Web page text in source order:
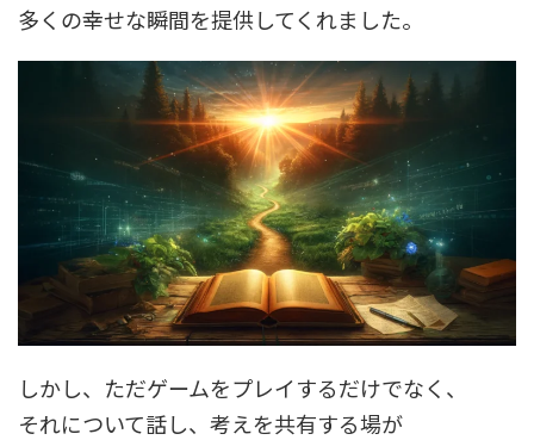
多くの幸せな瞬間を提供してくれました。
しかし、ただゲームをプレイするだけでなく、
それについて話し、考えを共有する場が